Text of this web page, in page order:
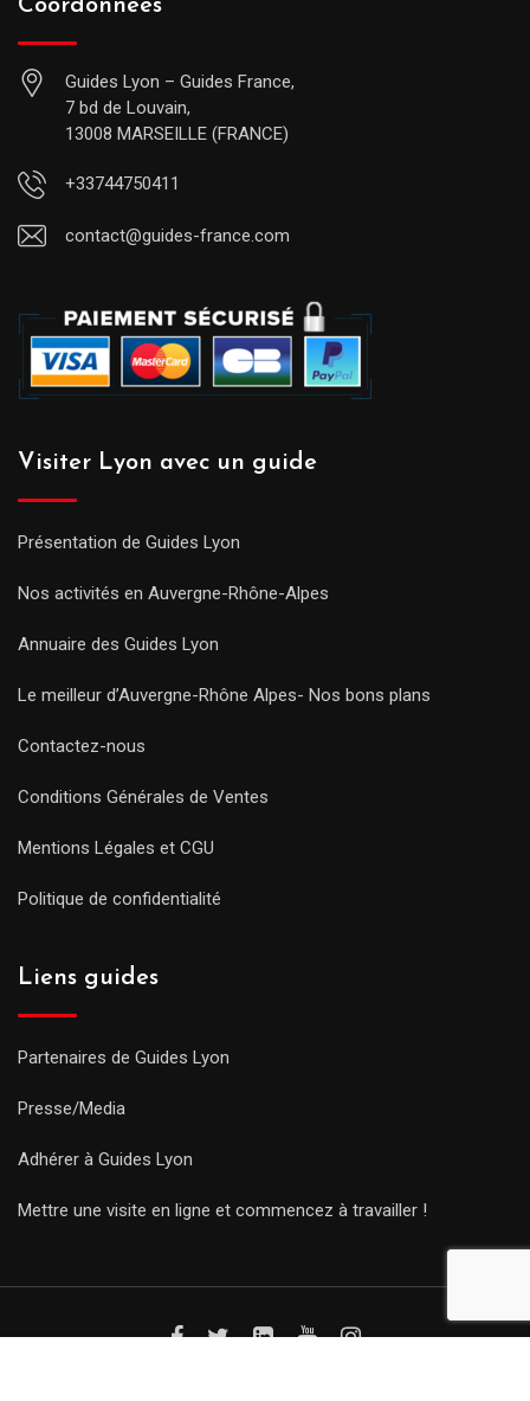
Coordonnées
Guides Lyon – Guides France,
7 bd de Louvain,
13008 MARSEILLE (FRANCE)
+33744750411
contact@guides-france.com
Visiter Lyon avec un guide
Présentation de Guides Lyon
Nos activités en Auvergne-Rhône-Alpes
Annuaire des Guides Lyon
Le meilleur d’Auvergne-Rhône Alpes- Nos bons plans
Contactez-nous
Conditions Générales de Ventes
Mentions Légales et CGU
Politique de confidentialité
Liens guides
Partenaires de Guides Lyon
Presse/Media
Adhérer à Guides Lyon
Mettre une visite en ligne et commencez à travailler !